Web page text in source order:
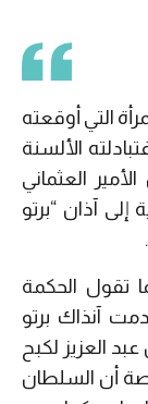
التي أوقعته
الألسنة
العثماني
إلى آذان “برتو
تقول الحكمة
آنذاك برتو
العزيز لكبح
أن السلطان